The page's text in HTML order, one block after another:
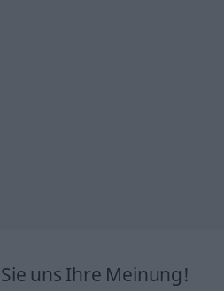
uns Ihre Meinung!